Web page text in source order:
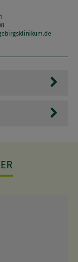
Annaberg,
des Landkreises